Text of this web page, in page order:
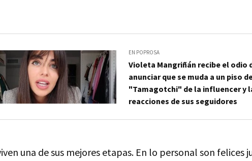
EN POPROSA
Violeta Mangriñán recibe el odio
anunciar que se muda a un piso
"Tamagotchi" de la influencer y
reacciones de sus seguidores
una de sus mejores etapas. En lo personal son felices